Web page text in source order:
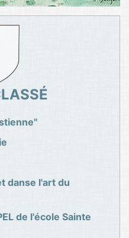
danse l'art du
de l'école Sainte